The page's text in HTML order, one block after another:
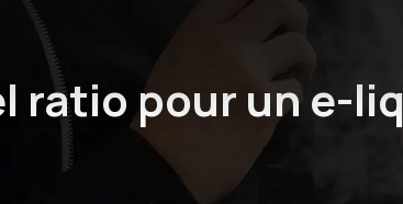
ratio pour un e-